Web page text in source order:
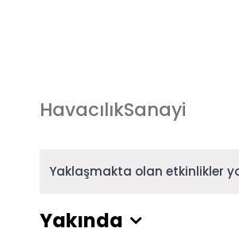
HavacılıkSanayi
Yaklaşmakta olan etkinlikler
Yakında